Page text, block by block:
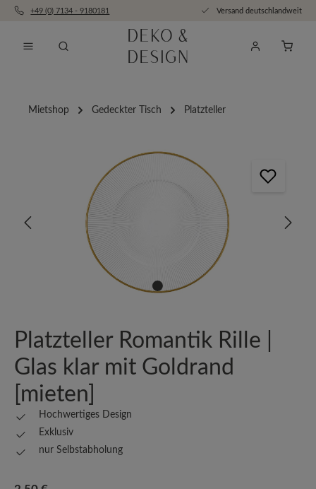
Zum Hauptinhalt springen
+49 (0) 7134 - 9180181 Versand deutschlandweit
Mietshop Gedeckter Tisch Platzteller
Platzteller Romantik Rille |
Glas klar mit Goldrand
[mieten]
Hochwertiges Design
Exklusiv
nur Selbstabholung